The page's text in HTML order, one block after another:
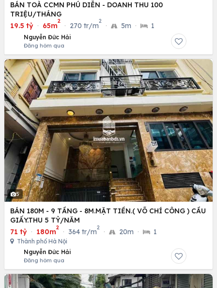
BÁN TOÀ CCMN PHÚ DIỄN - DOANH THU 100
TRIỆU/THÁNG
19.5 tỷ · 65m
2
· 270 tr/m
2
· 5m · 1
Nguyễn Đức Hải
Đăng hôm qua
5
BÁN 180M - 9 TẦNG - 8M.MẶT TIỀN.( VÕ CHÍ CÔNG ) CẦU
GIẤY.THU 5 TỶ/NĂM
71 tỷ · 180m
2
· 364 tr/m
2
· 20m · 1
Thành phố Hà Nội
Nguyễn Đức Hải
Đăng hôm qua